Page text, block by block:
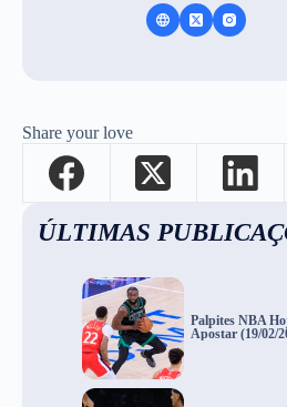
Share your love
ÚLTIMAS
Palpites NBA
Apostar (19/02/